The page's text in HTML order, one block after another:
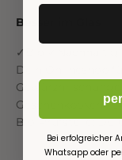
Besser im Glas
✓Bio ✓Nachhaltig
Dein Onlineshop
Geschenkboxen |
Bio-Prüfstelle: DE-
Bei erfolgreicher
Whatsapp oder